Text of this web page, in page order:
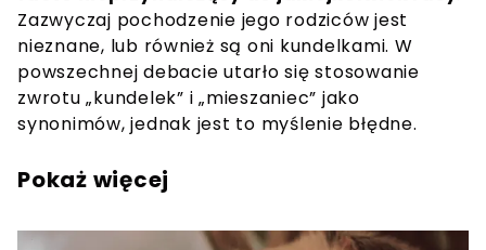
Zazwyczaj pochodzenie jego rodziców jest
nieznane, lub również są oni kundelkami. W
powszechnej debacie utarło się stosowanie
zwrotu „kundelek” i „mieszaniec” jako
synonimów, jednak jest to myślenie błędne.
Pokaż więcej